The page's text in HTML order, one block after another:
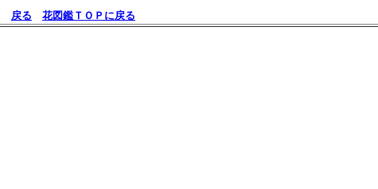
戻る 花図鑑ＴＯＰに戻る